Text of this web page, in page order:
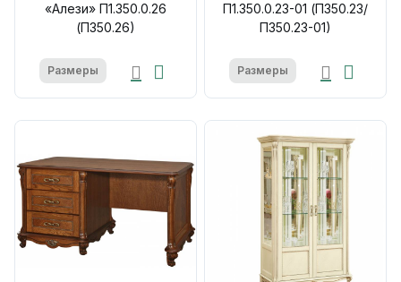
«Алези» П1.350.0.26
(П350.26)
Размеры
П1.350.0.23-01 (П350.23/
П350.23-01)
Размеры